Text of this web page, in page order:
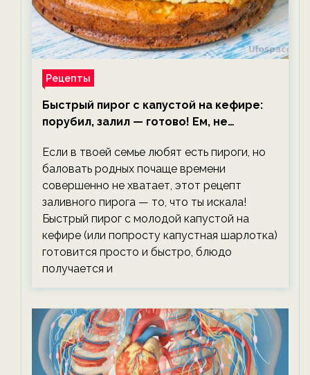
Рецепты
Быстрый пирог с капустой на кефире:
порубил, залил — готово! Ем, не
Если в твоей семье любят есть пироги, но
баловать родных почаще времени
совершенно не хватает, этот рецепт
заливного пирога — то, что ты искала!
Быстрый пирог с молодой капустой на
кефире (или попросту капустная шарлотка)
готовится просто и быстро, блюдо
получается и